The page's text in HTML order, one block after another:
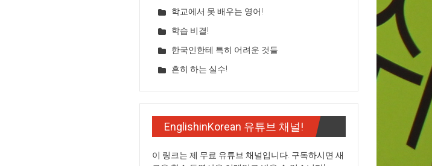
학교에서 못 배우는 영어!
학습 비결!
한국인한테 특히 어려운 것들
흔히 하는 실수!
EnglishinKorean 유튜브 채널!
이 링크는 제 무료 유튜브 채널입니다. 구독하시면 새